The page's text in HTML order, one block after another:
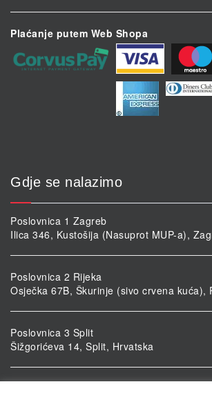
Plaćanje putem Web Shopa
Gdje se nalazimo
Poslovnica 1 Zagreb
Ilica 346, Kustošija (Nasuprot MUP-a),
Poslovnica 2 Rijeka
Osječka 67B, Škurinje (sivo crvena kuća),
Poslovnica 3 Split
Šižgorićeva 14, Split, Hrvatska